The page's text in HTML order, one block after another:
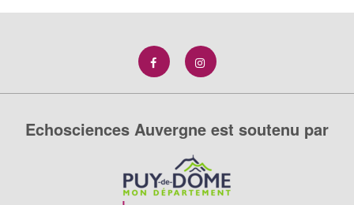
Echosciences Auvergne est soutenu par